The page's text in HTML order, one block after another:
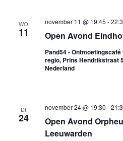
WO
11 Open Avond
november 11 @ 19:45 -
Pand54 -
regio, Prins Hendrikstraat
Nederland
DI
24
Open Avond
Leeuwarden
november 24 @ 19:30 -